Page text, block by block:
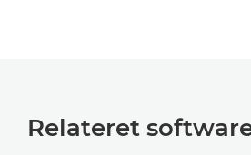
Relateret